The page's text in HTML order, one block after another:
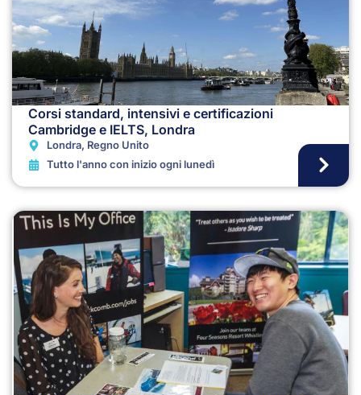
Corsi standard, intensivi e certificazioni
Cambridge e IELTS, Londra
Londra, Regno Unito
Tutto l'anno con inizio ogni lunedì